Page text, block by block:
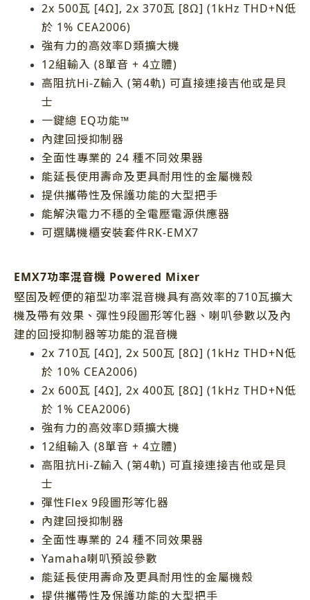
2x 500瓦 [4Ω], 2x 370瓦 [8Ω] (1kHz THD+N低
於 1% CEA2006)
強有力的高效率D類擴大機
12組輸入 (8單音 + 4立體)
高阻抗Hi-Z輸入 (第4軌) 可直接連接吉他或是貝
士
一鍵總 EQ功能™
內建回授抑制器
全面性專業的 24 種不同效果器
能延長使用壽命及更具耐用性的金屬機殼
提供攜帶性及保護功能的大型把手
能解決電力不穩的全電壓電源供應器
可選購機櫃安裝套件RK-EMX7
EMX7功率混音機 Powered Mixer
堅固及輕便的箱型功率混音機具有高效率的710瓦擴大
機及帶有效果、彈性9段圖形等化器、喇叭參數以及內
建的回授抑制器等功能的混音機
2x 710瓦 [4Ω], 2x 500瓦 [8Ω] (1kHz THD+N低
於 10% CEA2006)
2x 600瓦 [4Ω], 2x 400瓦 [8Ω] (1kHz THD+N低
於 1% CEA2006)
強有力的高效率D類擴大機
12組輸入 (8單音 + 4立體)
高阻抗Hi-Z輸入 (第4軌) 可直接連接吉他或是貝
士
彈性Flex 9段圖形等化器
內建回授抑制器
全面性專業的 24 種不同效果器
Yamaha喇叭預設參數
能延長使用壽命及更具耐用性的金屬機殼
提供攜帶性及保護功能的大型把手